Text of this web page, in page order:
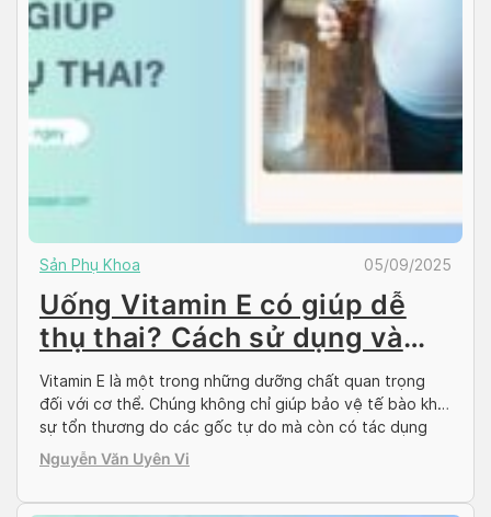
Sản Phụ Khoa 05/09/2025
Uống Vitamin E có giúp dễ
thụ thai? Cách sử dụng và
lưu ý nên biết
Vitamin E là một trong những dưỡng chất quan trọng
đối với cơ thể. Chúng không chỉ giúp bảo vệ tế bào khỏi
sự tổn thương do các gốc tự do mà còn có tác dụng
tích cực trên sức khỏe sinh sản. Nhiều phụ nữ khi chuẩn
bị mang thai thường tìm hiểu về […]
Nguyễn Văn Uyên Vi